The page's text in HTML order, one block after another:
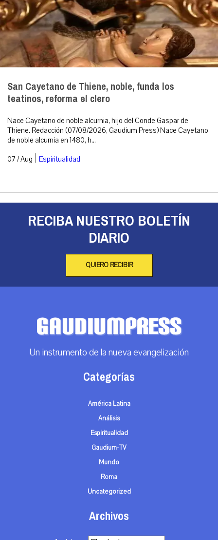
San Cayetano de Thiene, noble, funda los
teatinos, reforma el clero
Nace Cayetano de noble alcurnia, hijo del Conde Gaspar de
Thiene. Redacción (07/08/2026, Gaudium Press) Nace Cayetano
de noble alcurnia en 1480, h...
07 / Aug | Espiritualidad
RECIBA NUESTRO BOLETÍN
DIARIO
QUIERO RECIBIR
Un instrumento de la nueva evangelización
Categorías
América Latina
Análisis
Espiritualidad
Gaudium-TV
Mundo
Roma
Uncategorized
Archivos